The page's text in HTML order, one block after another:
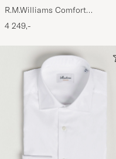
R.M.Williams Comfort
Craftsman G Boot Black Suede
4 249,-